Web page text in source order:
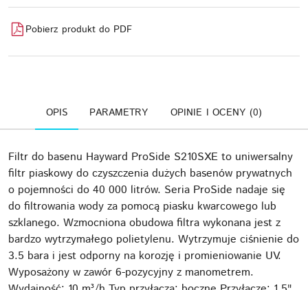
Pobierz produkt do PDF
OPIS PARAMETRY OPINIE I OCENY (0)
Filtr do basenu Hayward ProSide S210SXE to uniwersalny
filtr piaskowy do czyszczenia dużych basenów prywatnych
o pojemności do 40 000 litrów. Seria ProSide nadaje się
do filtrowania wody za pomocą piasku kwarcowego lub
szklanego. Wzmocniona obudowa filtra wykonana jest z
bardzo wytrzymałego polietylenu. Wytrzymuje ciśnienie do
3.5 bara i jest odporny na korozję i promieniowanie UV.
Wyposażony w zawór 6-pozycyjny z manometrem.